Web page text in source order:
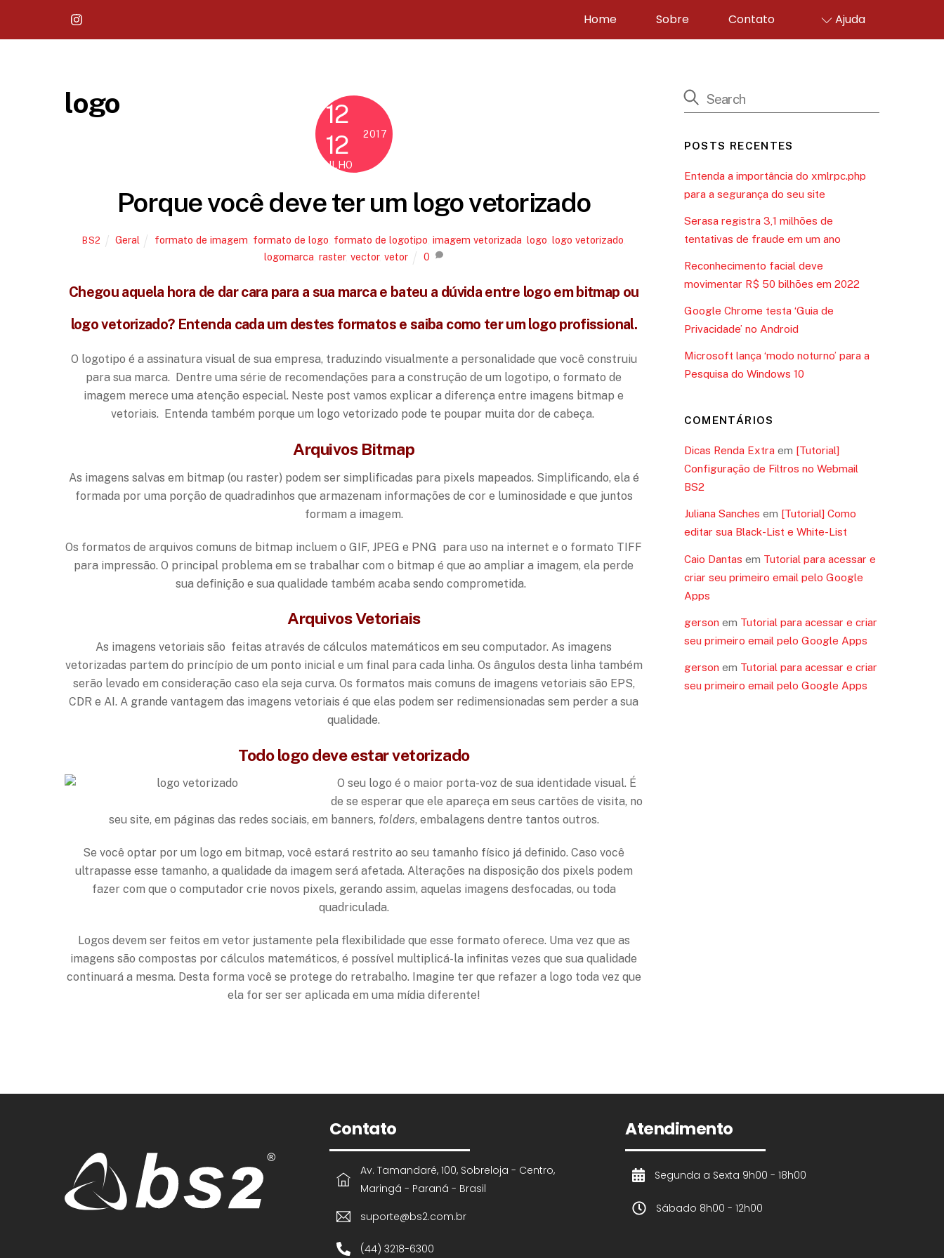
Home Sobre Contato Ajuda
logo
12
12
JULHO
2017
Porque você deve ter um logo vetorizado
BS2 Geral formato de imagem formato de logo formato de logotipo imagem vetorizada logo logo vetorizado
logomarca ,raster,vector,vetor 0
Chegou aquela hora de dar cara para a sua marca e bateu a dúvida entre logo em bitmap ou
logo vetorizado? Entenda cada um destes formatos e saiba como ter um logo profissional.
O logotipo é a assinatura visual de sua empresa, traduzindo visualmente a personalidade que você construiu
para sua marca. Dentre uma série de recomendações para a construção de um logotipo, o formato de
imagem merece uma atenção especial. Neste post vamos explicar a diferença entre imagens bitmap e
vetoriais. Entenda também porque um logo vetorizado pode te poupar muita dor de cabeça.
Arquivos Bitmap
As imagens salvas em bitmap (ou raster) podem ser simplificadas para pixels mapeados. Simplificando, ela é
formada por uma porção de quadradinhos que armazenam informações de cor e luminosidade e que juntos
formam a imagem.
Os formatos de arquivos comuns de bitmap incluem o GIF, JPEG e PNG para uso na internet e o formato TIFF
para impressão. O principal problema em se trabalhar com o bitmap é que ao ampliar a imagem, ela perde
sua definição e sua qualidade também acaba sendo comprometida.
Arquivos Vetoriais
As imagens vetoriais são feitas através de cálculos matemáticos em seu computador. As imagens
vetorizadas partem do princípio de um ponto inicial e um final para cada linha. Os ângulos desta linha também
serão levado em consideração caso ela seja curva. Os formatos mais comuns de imagens vetoriais são EPS,
CDR e AI. A grande vantagem das imagens vetoriais é que elas podem ser redimensionadas sem perder a sua
qualidade.
Todo logo deve estar vetorizado
O seu logo é o maior porta-voz de sua identidade visual. É
de se esperar que ele apareça em seus cartões de visita, no
seu site, em páginas das redes sociais, em banners, folders, embalagens dentre tantos outros.
Se você optar por um logo em bitmap, você estará restrito ao seu tamanho físico já definido. Caso você
ultrapasse esse tamanho, a qualidade da imagem será afetada. Alterações na disposição dos pixels podem
fazer com que o computador crie novos pixels, gerando assim, aquelas imagens desfocadas, ou toda
quadriculada.
Logos devem ser feitos em vetor justamente pela flexibilidade que esse formato oferece. Uma vez que as
imagens são compostas por cálculos matemáticos, é possível multiplicá-la infinitas vezes que sua qualidade
continuará a mesma. Desta forma você se protege do retrabalho. Imagine ter que refazer a logo toda vez que
ela for ser ser aplicada em uma mídia diferente!
POSTS RECENTES
Entenda a importância do xmlrpc.php
para a segurança do seu site
Serasa registra 3,1 milhões de
tentativas de fraude em um ano
Reconhecimento facial deve
movimentar R$ 50 bilhões em 2022
Google Chrome testa ‘Guia de
Privacidade’ no Android
Microsoft lança ‘modo noturno’ para a
Pesquisa do Windows 10
COMENTÁRIOS
Dicas Renda Extra em [Tutorial]
Configuração de Filtros no Webmail
BS2
Juliana Sanches em [Tutorial] Como
editar sua Black-List e White-List
Caio Dantas em Tutorial para acessar e
criar seu primeiro email pelo Google
Apps
gerson em Tutorial para acessar e criar
seu primeiro email pelo Google Apps
gerson em Tutorial para acessar e criar
seu primeiro email pelo Google Apps
Contato
Av. Tamandaré, 100, Sobreloja - Centro,
Maringá - Paraná - Brasil
suporte@bs2.com.br
(44) 3218-6300
Atendimento
Segunda a Sexta 9h00 - 18h00
Sábado 8h00 - 12h00